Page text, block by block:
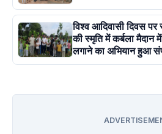
विश्व आदिवासी दिवस पर
की स्मृति में कर्बला
लगाने का अभियान हुआ